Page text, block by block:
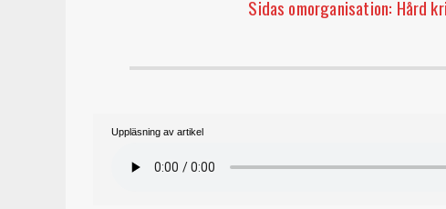
Sidas omorganisation: Hård
Uppläsning av artikel